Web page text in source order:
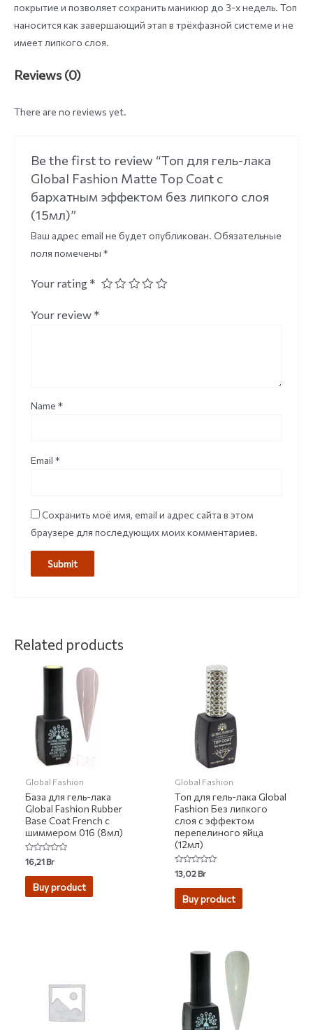
покрытие и позволяет сохранить маникюр до 3-х недель. Топ
наносится как завершающий этап в трёхфазной системе и не
имеет липкого слоя.
Reviews (0)
There are no reviews yet.
Be the first to review “Топ для гель-лака
Global Fashion Matte Top Coat с
бархатным эффектом без липкого слоя
(15мл)”
Ваш адрес email не будет опубликован. Обязательные
поля помечены *
Your rating *
Your review *
Name *
Email *
Сохранить моё имя, email и адрес сайта в этом
браузере для последующих моих комментариев.
Related products
Global Fashion
База для гель-лака
Global Fashion Rubber
Base Coat French с
шиммером 016 (8мл)
Rated
0
out
16,21Br
Buy product
Global Fashion
Топ для гель-лака Global
Fashion Без липкого
слоя с эффектом
перепелиного яйца
(12мл)
Rated
0
out
13,02Br
Buy product